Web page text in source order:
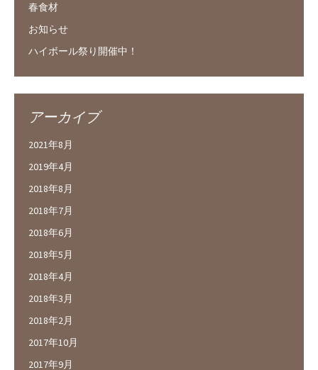
春食材
お知らせ
ハイボール祭り開催中！
アーカイブ
2021年8月
2019年4月
2018年8月
2018年7月
2018年6月
2018年5月
2018年4月
2018年3月
2018年2月
2017年10月
2017年9月